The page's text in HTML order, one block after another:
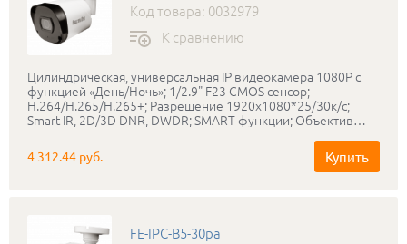
Код товара: 0032979
К сравнению
Цилиндрическая, универсальная IP видеокамера 1080P с
функцией «День/Ночь»; 1/2.9" F23 CMOS сенсор;
Н.264/H.265/H.265+; Разрешение 1920х1080*25/30к/с;
Smart IR, 2D/3D DNR, DWDR; SMART функции; Объектив
ONVIF, RTSP, P2P; Мобильные платформы Android/IOS;
DC12V, POE IEEE 802.3af; Пластик; IP66
4 312.44 руб. Купить
FE-IPC-B5-30pa